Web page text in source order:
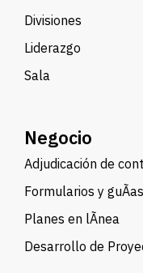
Divisiones
Liderazgo
Sala
Negocio
Adjudicación de
Formularios y guÃ­as
Planes en lÃ­nea
Desarrollo de